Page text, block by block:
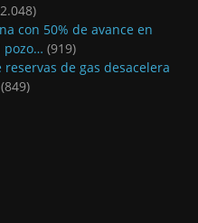
con 50% de avance en
pozo… (919)
de gas desacelera
(849)